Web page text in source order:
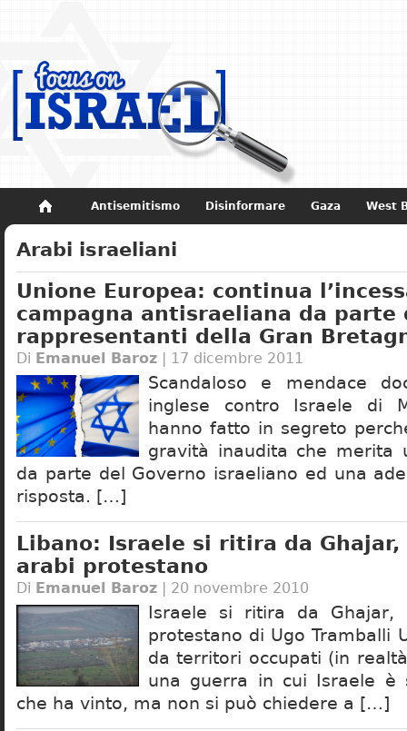
Antisemitismo Disinformare Gaza West
Non dimenticare Storia di Israele
Arabi israeliani
Unione Europea: continua
campagna antisraeliana da parte
rappresentanti della Gran
Di Emanuel Baroz | 17 dicembre 2011
Scandaloso e mendace
inglese contro Israele di
hanno fatto in segreto
gravità inaudita che merita
da parte del Governo israeliano ed una
risposta. […]
Libano: Israele si ritira da
arabi protestano
Di Emanuel Baroz | 20 novembre 2010
Israele si ritira da Ghajar,
protestano di Ugo Tramballi
da territori occupati (in
una guerra in cui Israele è
che ha vinto, ma non si può chiedere a […]